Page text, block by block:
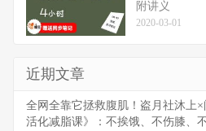
附讲义
2020-03-01
近期文章
全网全靠它拯救腹肌！盗月社沐上
活化减脂课》：不挨饿、不伤膝、